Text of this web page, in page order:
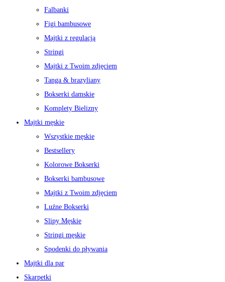
Falbanki
Figi bambusowe
Majtki z regulacją
Stringi
Majtki z Twoim zdjęciem
Tanga & brazyliany
Bokserki damskie
Komplety Bielizny
Majtki męskie
Wszystkie męskie
Bestsellery
Kolorowe Bokserki
Bokserki bambusowe
Majtki z Twoim zdjęciem
Luźne Bokserki
Slipy Męskie
Stringi męskie
Spodenki do pływania
Majtki dla par
Skarpetki